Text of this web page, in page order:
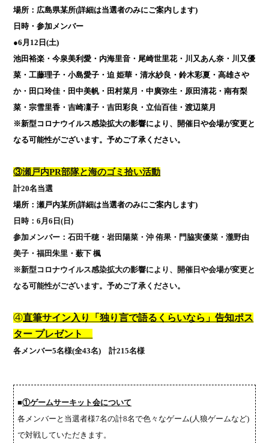
場所：広島県某所(詳細は当選者のみにご案内します)
日時・参加メンバー
●6月 12 日(土)
池田裕楽・今泉美利愛・内海里音・尾崎世里花・川又あん奈・川又優
菜・工藤理子・小島愛子・迫 姫華・清水紗良・鈴木彩夏・高雄さや
か・田口玲佳・田中美帆・田村菜月・中廣弥生・原田清花・南有梨
菜・宗雪里香・吉崎凜子・吉田彩良・立仙百佳・渡辺菜月
※新型コロナウイルス感染拡大の影響により、開催日や会場が変更と
なる可能性がございます。予めご了承ください。
③瀬戸内PR部隊と海のゴミ拾い活動
計20名当選
場所：瀬戸内某所(詳細は当選者のみにご案内します)
日時：6 月6 日( 日)
参加メンバー：石田千穂・岩田陽菜・沖 侑果・門脇実優菜・瀧野由
美子・福田朱里・薮下 楓
※新型コロナウイルス感染拡大の影響により、開催日や会場が変更と
なる可能性がございます。予めご了承ください。
④直筆サイン入り「独り言で語るくらいなら」告知ポス
ター プレゼント
各メンバー5名様(全43名) 計215名様
■①ゲームサーキット会について
各メンバーと当選者様7名の計8名で色々なゲーム( 人狼ゲームなど)
で対戦していただきます。